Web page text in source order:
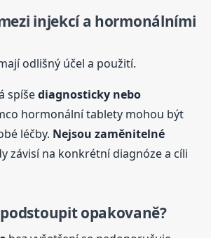
injekcí a hormonálními
odlišný účel a použití.
spíšediagnosticky nebo
hormonální tablety mohou být
léčby. Nejsou zaměnitelné
závisí na konkrétní diagnóze a cíli
opakovaně?